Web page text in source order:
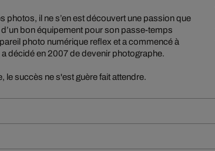
photos, il ne s’en est découvert une passion que
bon équipement pour son passe-temps
photo numérique reflex et a commencé à
décidé en 2007 de devenir photographe.
le succès ne s'est guère fait attendre.